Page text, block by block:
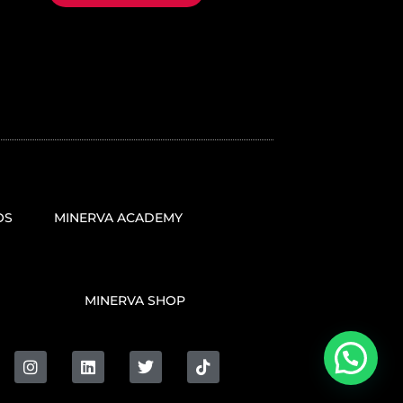
MINERVA ACADEMY
MINERVA SHOP